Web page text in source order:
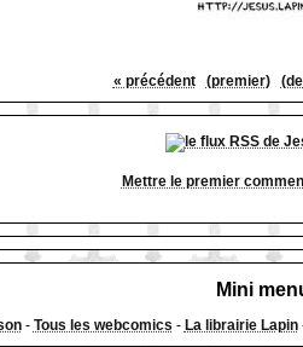
« précédent (premier)
Mettre le premier
Mini
- Tous les webcomics - La librairie Lapin